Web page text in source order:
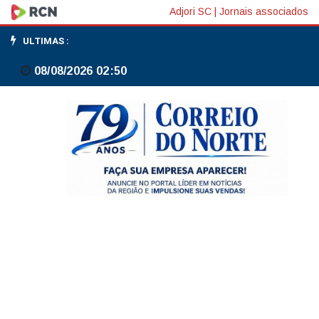
PF
deflagra
5ª
operação
Adjori SC Jornais associados
ULTIMAS :
08/08/2026 02:50